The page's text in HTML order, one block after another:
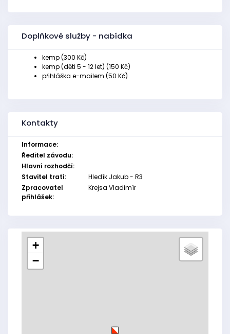
Doplňkové služby - nabídka
kemp (300 Kč)
kemp (děti 5 - 12 let) (150 Kč)
přihláška e-mailem (50 Kč)
Kontakty
Informace:
Ředitel závodu:
Hlavní rozhodčí:
Stavitel tratí:
Hledík Jakub - R3
Zpracovatel
přihlášek:
Krejsa Vladimír
+
−